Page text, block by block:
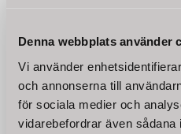
Denna webbplats använder
Vi använder
och annonserna till
för sociala medier och
vidarebefordrar även sådana